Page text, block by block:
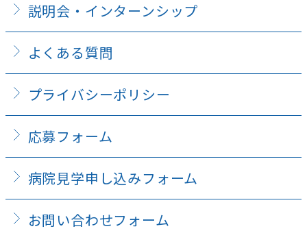
説明会・インターンシップ
よくある質問
プライバシーポリシー
応募フォーム
病院見学申し込みフォーム
お問い合わせフォーム